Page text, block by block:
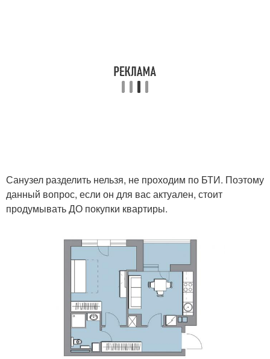
Санузел разделить нельзя, не проходим по БТИ. Поэтому
данный вопрос, если он для вас актуален, стоит
продумывать ДО покупки квартиры.